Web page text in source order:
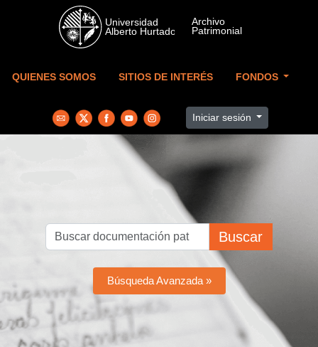
Skip to main content
QUIENES SOMOS SITIOS DE INTERÉS FONDOS
Iniciar sesión
Buscar
Búsqueda Avanzada »